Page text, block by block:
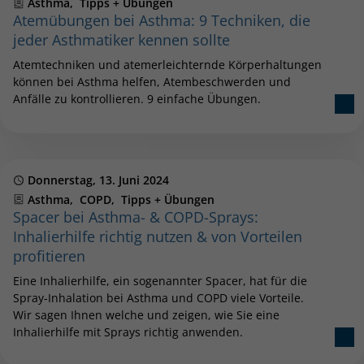
Atemübungen bei Asthma: 9 Techniken, die
jeder Asthmatiker kennen sollte
Atemtechniken und atemerleichternde Körperhaltungen
können bei Asthma helfen, Atembeschwerden und
Anfälle zu kontrollieren. 9 einfache Übungen.
Publiziert
Donnerstag, 13. Juni 2024
Kategorien
Asthma COPD Tipps + Übungen
Spacer bei Asthma- & COPD-Sprays:
Inhalierhilfe richtig nutzen & von Vorteilen
profitieren
Eine Inhalierhilfe, ein sogenannter Spacer, hat für die
Spray-Inhalation bei Asthma und COPD viele Vorteile.
Wir sagen Ihnen welche und zeigen, wie Sie eine
Inhalierhilfe mit Sprays richtig anwenden.